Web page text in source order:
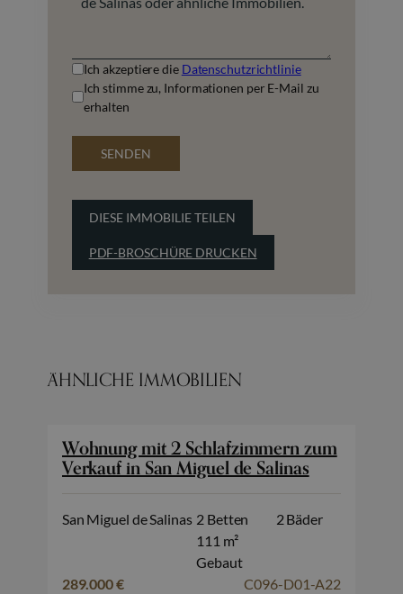
Ich akzeptiere die Datenschutzrichtlinie
Ich stimme zu, Informationen per E-Mail zu
erhalten
SENDEN
DIESE IMMOBILIE TEILEN
PDF-BROSCHÜRE DRUCKEN
ÄHNLICHE IMMOBILIEN
Wohnung mit 2 Schlafzimmern zum
Verkauf in San Miguel de Salinas
San Miguel de Salinas 2 Betten
2 Bäder
111 m²
Gebaut
289.000 €
C096-D01-A22